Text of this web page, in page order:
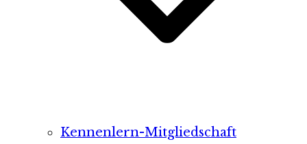
Kennenlern-Mitgliedschaft